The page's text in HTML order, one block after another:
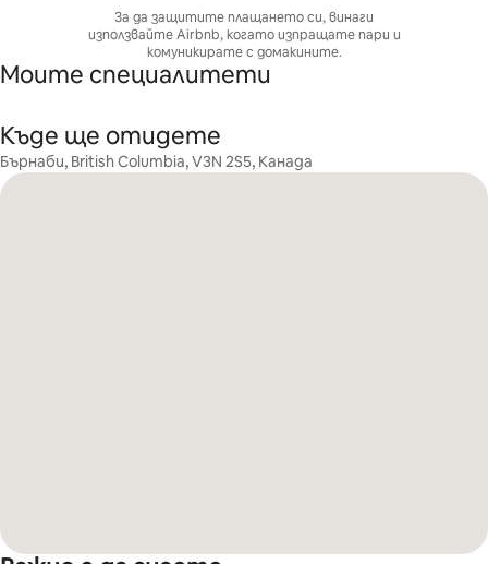
За да защитите плащането си, винаги
използвайте Airbnb, когато изпращате пари и
комуникирате с домакините.
Моите специалитети
Къде ще отидете
Бърнаби, British Columbia, V3N 2S5, Канада